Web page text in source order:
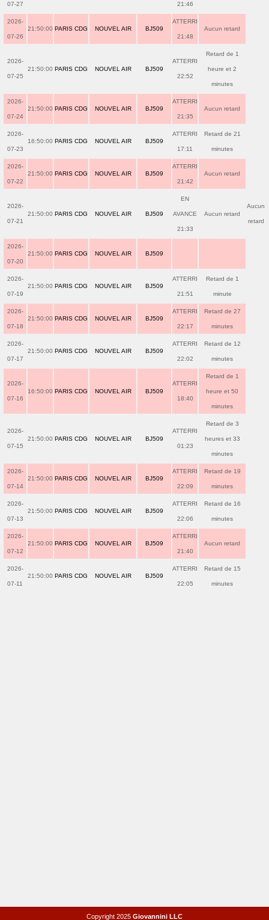
07-27 21:46
2026-
07-26
21:50:00 PARIS CDG NOUVEL AIR BJ509
ATTERRI
21:48
Aucun retard
2026-
07-25
21:50:00 PARIS CDG NOUVEL AIR BJ509
ATTERRI
22:52
Retard de 1
heure et 2
minutes
2026-
07-24
21:50:00 PARIS CDG NOUVEL AIR BJ509
ATTERRI
21:35
Aucun retard
2026-
07-23
16:50:00 PARIS CDG NOUVEL AIR BJ509
ATTERRI
17:11
Retard de 21
minutes
2026-
07-22
21:50:00 PARIS CDG NOUVEL AIR BJ509
ATTERRI
21:42
Aucun retard
2026-
07-21
21:50:00 PARIS CDG NOUVEL AIR BJ509
EN
AVANCE
21:33
Aucun retard
Aucun
retard
2026-
07-20
21:50:00 PARIS CDG NOUVEL AIR BJ509
2026-
07-19
21:50:00 PARIS CDG NOUVEL AIR BJ509
ATTERRI
21:51
Retard de 1
minute
2026-
07-18
21:50:00 PARIS CDG NOUVEL AIR BJ509
ATTERRI
22:17
Retard de 27
minutes
2026-
07-17
21:50:00 PARIS CDG NOUVEL AIR BJ509
ATTERRI
22:02
Retard de 12
minutes
2026-
07-16
16:50:00 PARIS CDG NOUVEL AIR BJ509
ATTERRI
18:40
Retard de 1
heure et 50
minutes
2026-
07-15
21:50:00 PARIS CDG NOUVEL AIR BJ509
ATTERRI
01:23
Retard de 3
heures et 33
minutes
2026-
07-14
21:50:00 PARIS CDG NOUVEL AIR BJ509
ATTERRI
22:09
Retard de 19
minutes
2026-
07-13
21:50:00 PARIS CDG NOUVEL AIR BJ509
ATTERRI
22:06
Retard de 16
minutes
2026-
07-12
21:50:00 PARIS CDG NOUVEL AIR BJ509
ATTERRI
21:40
Aucun retard
2026-
07-11
21:50:00 PARIS CDG NOUVEL AIR BJ509
ATTERRI
22:05
Retard de 15
minutes
Copyright 2025 Giovannini LLC